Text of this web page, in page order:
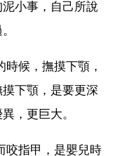
小事，自己所說
候，撫摸下顎，
下顎，是要更深
，更巨大。
咬指甲，是嬰兒時